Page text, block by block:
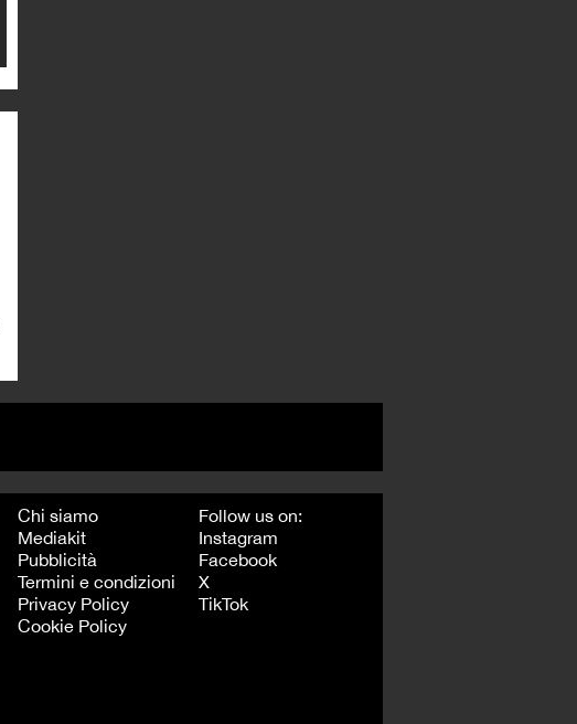
Chi siamo
Mediakit
Pubblicità
Termini e condizioni
Privacy Policy
Cookie Policy
Follow us on:
Instagram
Facebook
X
TikTok